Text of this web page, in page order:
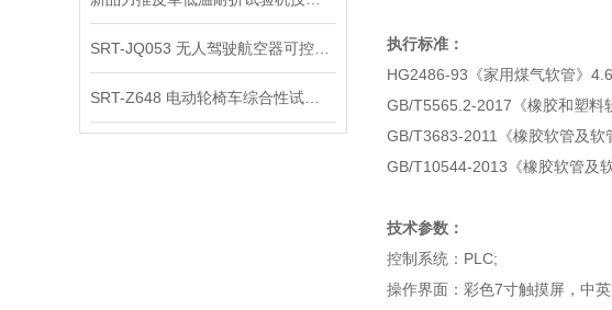
执行标准：
HG2486-93《家用煤气软管》
GB/T5565.2-2017《橡胶和塑料
GB/T3683-2011《橡胶软管及软
GB/T10544-2013《橡胶软管及
技术参数：
控制系统：PLC;
操作界面：彩色7寸触摸屏，中英